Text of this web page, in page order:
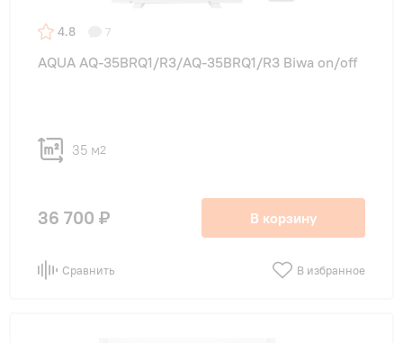
4.8 7
AQUA AQ-35BRQ1/R3/AQ-35BRQ1/R3 Biwa on/off
35 м2
36 700 ₽ В корзину
Сравнить В избранное